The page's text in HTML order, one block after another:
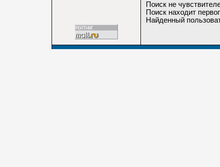
Поиск не
Поиск находит
Найденный